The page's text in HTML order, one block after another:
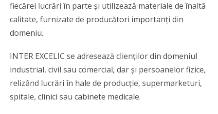
fiecărei lucrări în parte și utilizează materiale de înaltă
calitate, furnizate de producători importanți din
domeniu.
INTER EXCELIC se adresează clienților din domeniul
industrial, civil sau comercial, dar și persoanelor fizice,
relizând lucrări în hale de producție, supermarketuri,
spitale, clinici sau cabinete medicale.